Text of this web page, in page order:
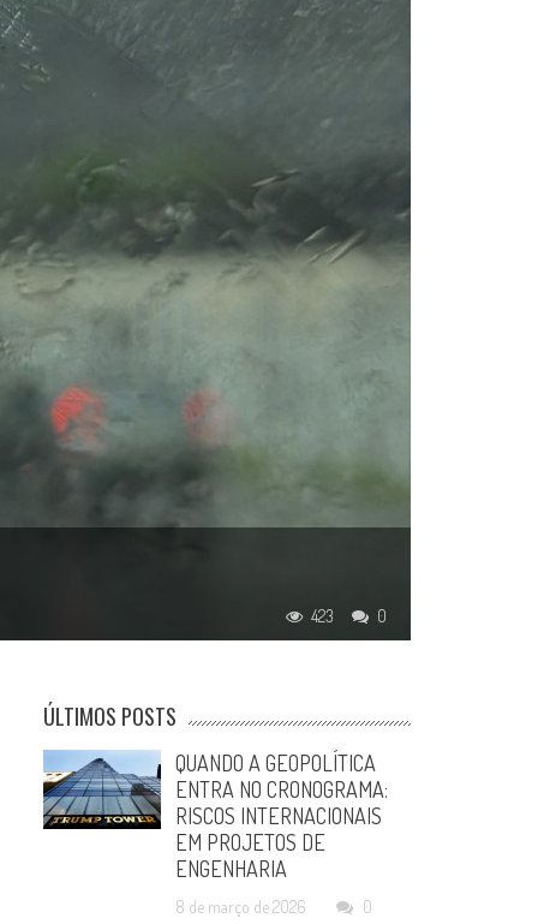
0
423
ÚLTIMOS POSTS
QUANDO A GEOPOLÍTICA
ENTRA NO CRONOGRAMA:
RISCOS INTERNACIONAIS
EM PROJETOS DE
ENGENHARIA
8 de março de 2026
0